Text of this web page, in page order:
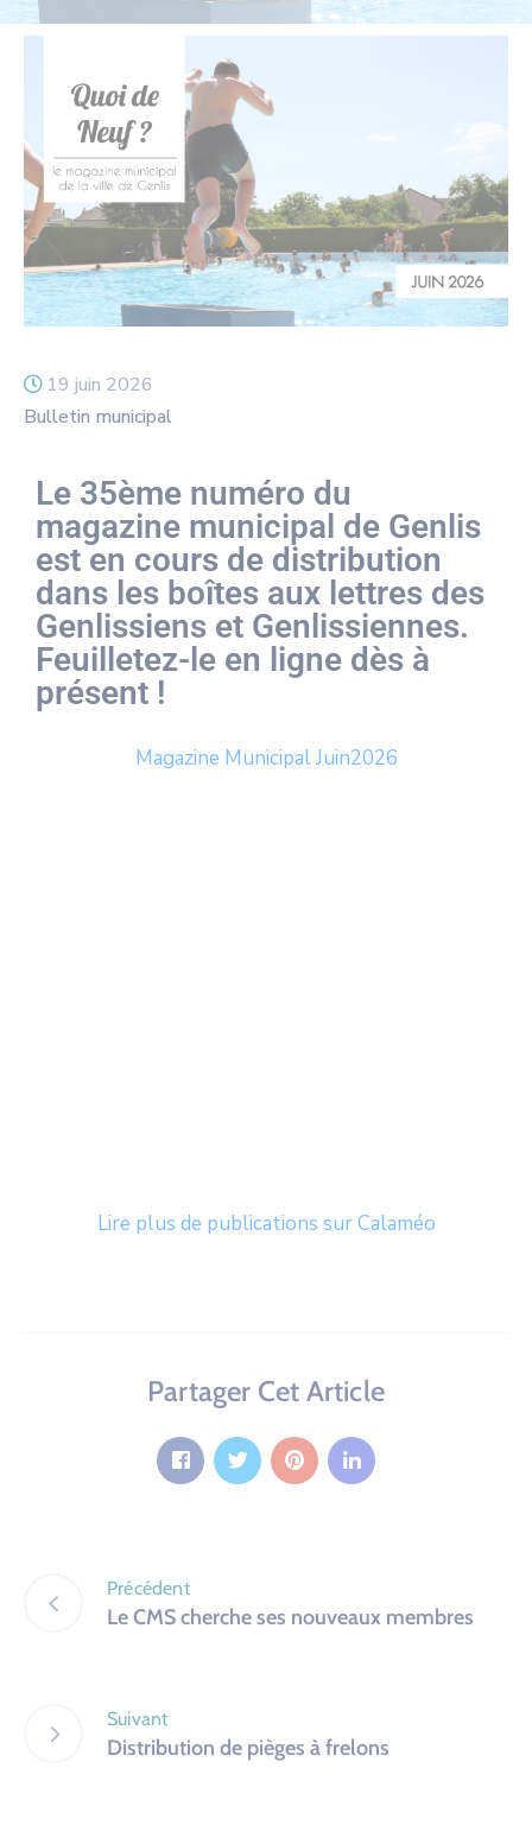
19 juin 2026
Bulletin municipal
Le 35ème numéro du
magazine municipal de Genlis
est en cours de distribution
dans les boîtes aux lettres des
Genlissiens et Genlissiennes.
Feuilletez-le en ligne dès à
présent !
Magazine Municipal Juin2026
Lire plus de publications sur Calaméo
Partager Cet Article
Précédent
Le CMS cherche ses nouveaux membres
Suivant
Distribution de pièges à frelons